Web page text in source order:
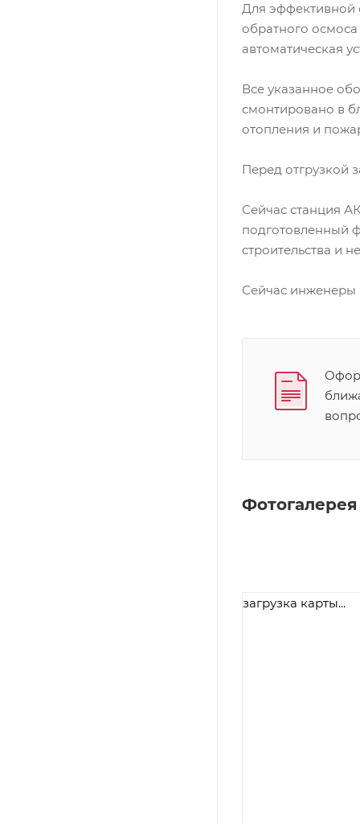
Для эффективной
обратного
автоматическая
Все указанное
смонтировано в
отопления и
Перед отгрузкой
Сейчас станция
подготовленный
строительства и
Сейчас
Фотогалерея
загрузка карты...